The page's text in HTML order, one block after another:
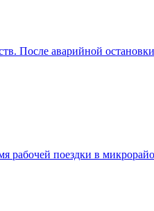
После аварийной
рабочей поездки в